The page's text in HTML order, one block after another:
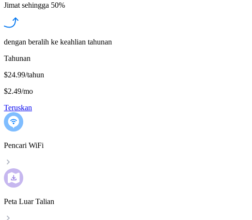
Jimat sehingga 50%
dengan beralih ke keahlian tahunan
Tahunan
$24.99/tahun
$2.49/mo
Teruskan
Pencari WiFi
Peta Luar Talian